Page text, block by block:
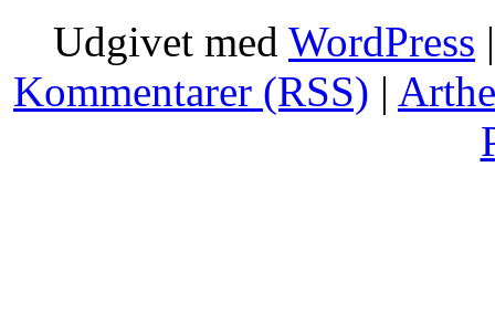
Udgivet med WordPress
Kommentarer (RSS) |